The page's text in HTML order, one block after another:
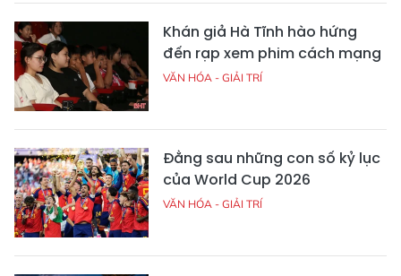
Khán giả Hà Tĩnh hào hứng
đến rạp xem phim cách mạng
VĂN HÓA - GIẢI TRÍ
Đằng sau những con số kỷ lục
của World Cup 2026
VĂN HÓA - GIẢI TRÍ